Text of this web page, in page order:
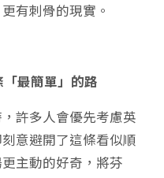
有刺骨的現實。
最簡單」的路
許多人會優先考慮英
意避開了這條看似順
主動的好奇，將芬